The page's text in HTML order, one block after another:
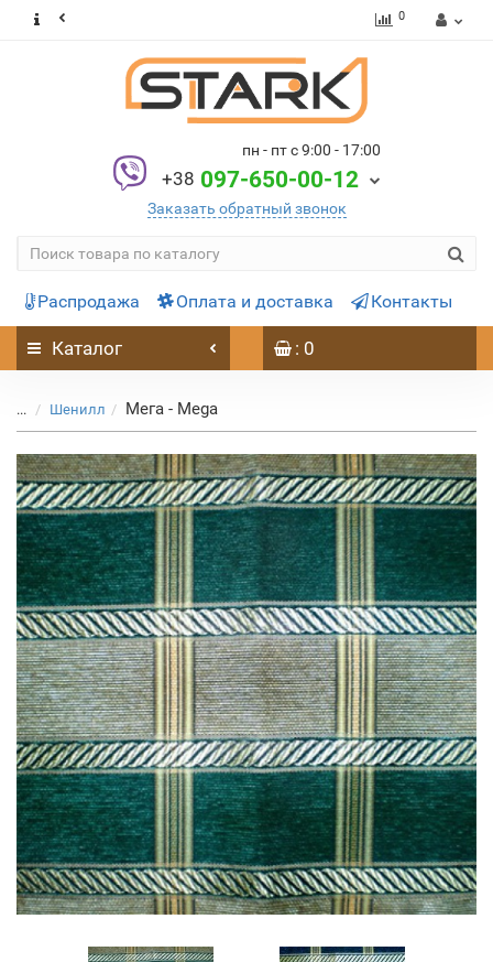
0
пн - пт с 9:00 - 17:00
+38 097-650-00-12
Заказать обратный звонок
Распродажа Оплата и доставка Контакты
Каталог : 0
... Шенилл Мега - Mega